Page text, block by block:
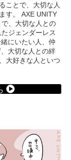
ことで、大切な人
す。 AXE UNITY
、大切な人との
ジェンダーレス
にいたい人、仲
大切な人との絆
大好きな人といつ